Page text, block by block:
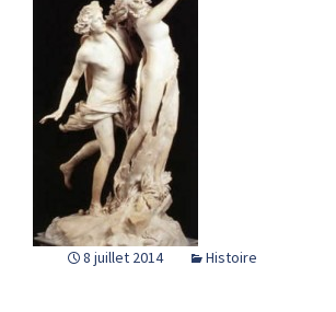
8 juillet 2014 Histoire